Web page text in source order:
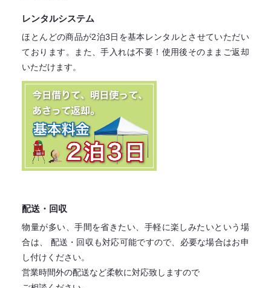
レンタルシステム
ほとんどの商品が2泊3日を基本レンタルとさせていただい
ております。
また、手入れは不要！ 使用後そのままご返却
いただけます。
配送・回収
物量が多い、手間を省きたい、手軽に楽しみたいという場
合は、
配送・回収も対応可能ですので、必要な場合はお申
し付けください。
営業時間外の配送など柔軟に対応致しますので